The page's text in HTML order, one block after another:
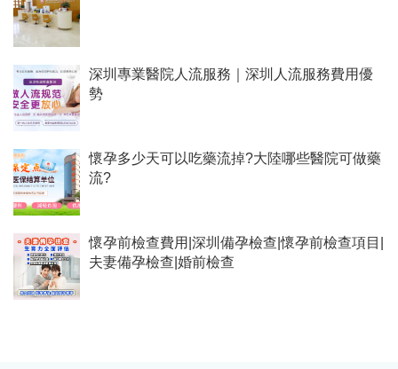
深圳專業醫院人流服務｜深圳人流服務費用優
勢
懷孕多少天可以吃藥流掉?大陸哪些醫院可做藥
流?
懷孕前檢查費用|深圳備孕檢查|懷孕前檢查項目|
夫妻備孕檢查|婚前檢查